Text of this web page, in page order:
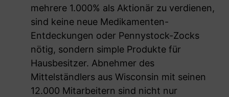
mehrere 1.000% als Aktionär zu verdienen,
sind keine neue Medikamenten-
Entdeckungen oder Pennystock-Zocks
nötig, sondern simple Produkte für
Hausbesitzer. Abnehmer des
Mittelständlers aus Wisconsin mit seinen
12.000 Mitarbeitern sind nicht nur